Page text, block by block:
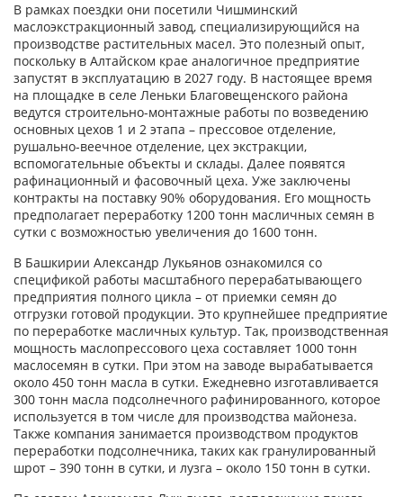
В рамках поездки они посетили Чишминский
маслоэкстракционный завод, специализирующийся на
производстве растительных масел. Это полезный опыт,
поскольку в Алтайском крае аналогичное предприятие
запустят в эксплуатацию в 2027 году. В настоящее время
на площадке в селе Леньки Благовещенского района
ведутся строительно-монтажные работы по возведению
основных цехов 1 и 2 этапа – прессовое отделение,
рушально-веечное отделение, цех экстракции,
вспомогательные объекты и склады. Далее появятся
рафинационный и фасовочный цеха. Уже заключены
контракты на поставку 90% оборудования. Его мощность
предполагает переработку 1200 тонн масличных семян в
сутки с возможностью увеличения до 1600 тонн.
В Башкирии Александр Лукьянов ознакомился со
спецификой работы масштабного перерабатывающего
предприятия полного цикла – от приемки семян до
отгрузки готовой продукции. Это крупнейшее предприятие
по переработке масличных культур. Так, производственная
мощность маслопрессового цеха составляет 1000 тонн
маслосемян в сутки. При этом на заводе вырабатывается
около 450 тонн масла в сутки. Ежедневно изготавливается
300 тонн масла подсолнечного рафинированного, которое
используется в том числе для производства майонеза.
Также компания занимается производством продуктов
переработки подсолнечника, таких как гранулированный
шрот – 390 тонн в сутки, и лузга – около 150 тонн в сутки.